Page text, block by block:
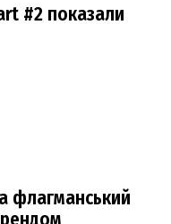
#2 показали
флагманський